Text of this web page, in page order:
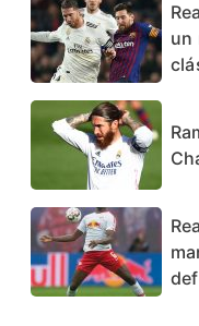
un